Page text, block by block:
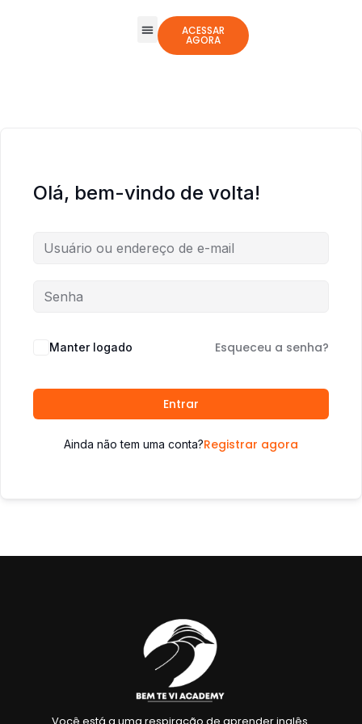
ACESSAR
AGORA
Olá, bem-vindo de volta!
Manter logado Esqueceu a senha?
Entrar
Ainda não tem uma conta?Registrar agora
Você está a uma respiração de aprender inglês.